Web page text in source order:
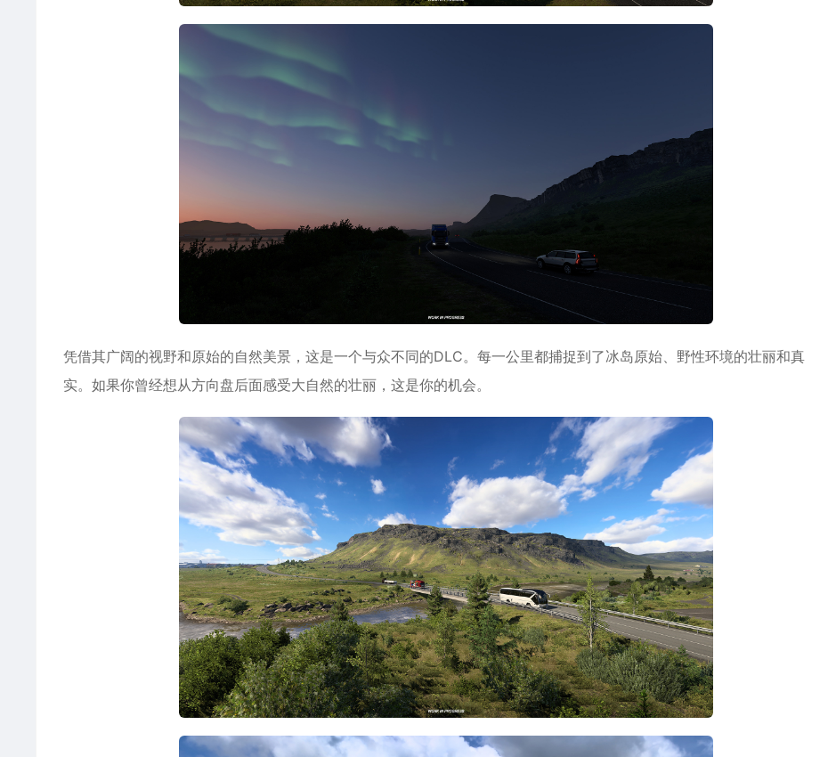
凭借其广阔的视野和原始的自然美景，这是一个与众不同的DLC。每一公里都捕捉到了冰岛原始、野性环境的壮丽和真
实。如果你曾经想从方向盘后面感受大自然的壮丽，这是你的机会。